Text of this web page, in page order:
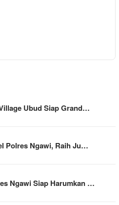
Ubud Siap Grand…
Polres Ngawi, Raih Ju…
Ngawi Siap Harumkan …